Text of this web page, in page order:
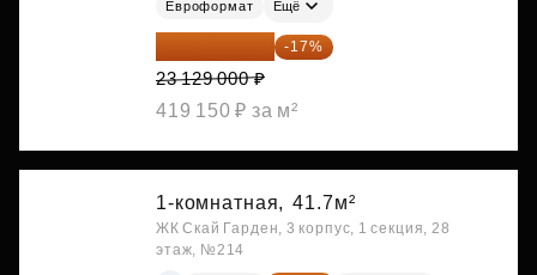
Евроформат Ещё
19 197 070 ₽ -17%
23 129 000 ₽
419 150 ₽ за м²
1-комнатная, 41.7м²
ЖК Скай Гарден, 3 корпус, 1 секция, 28
этаж, №214